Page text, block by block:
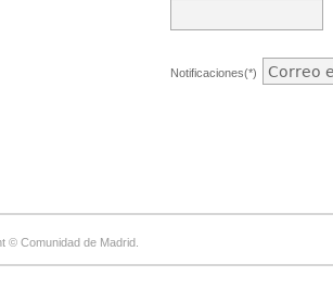
Notificaciones(*)
© Comunidad de Madrid.